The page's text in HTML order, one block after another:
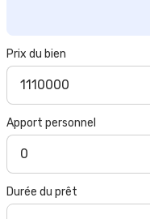
Prix du bien
Apport personnel
Durée du prêt